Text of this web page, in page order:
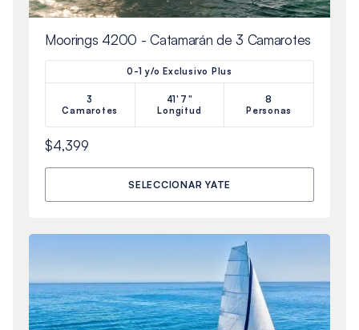
Moorings 4200 - Catamarán de 3 Camarotes
0-1 y/o Exclusivo Plus
3
Camarotes
41'7"
Longitud
8
Personas
$4,399
SELECCIONAR YATE